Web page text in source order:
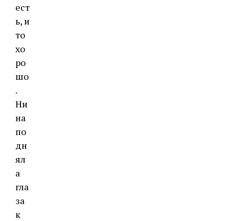
ест
ь, и
то
хо
ро
шо
.
Ни
на
по
дн
ял
а
гла
за
к